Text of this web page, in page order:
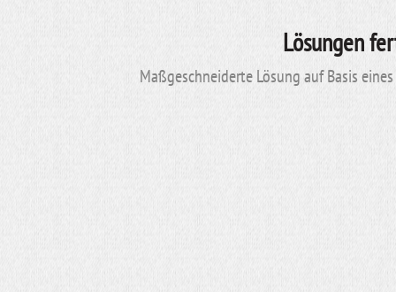
Lösungen
Maßgeschneiderte Lösung auf Basis